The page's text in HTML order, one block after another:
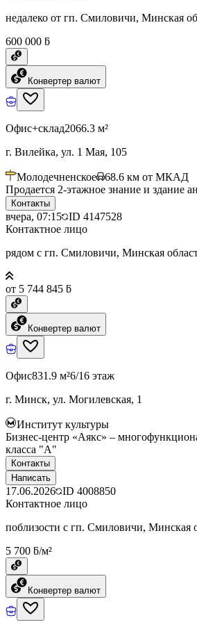
недалеко от гп. Смиловичи, Минская
600 000 ƃ
Конвертер валют
Офис+склад2066.3 м²
г. Вилейка, ул. 1 Мая, 105
Молодечненское 68.6 км от МКАД
Продается 2-этажное знание и здание
Контакты
вчера, 07:15 ID 4147528
Контактное лицо
рядом с гп. Смиловичи, Минская
от 5 744 845 ƃ
Конвертер валют
Офис831.9 м²6/16 этаж
г. Минск, ул. Могилевская, 1
Институт культуры
Бизнес-центр «Аякс» –
класса "А"
Контакты
Написать
17.06.2026 ID 4008850
Контактное лицо
поблизости с гп. Смиловичи, Минская
5 700 ƃ/м²
Конвертер валют